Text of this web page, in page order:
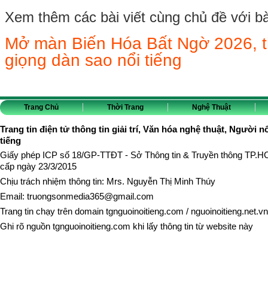
Xem thêm các bài viết cùng chủ đề với
Mở màn Biến Hóa Bất Ngờ 2026,
giọng dàn sao nổi tiếng
Trang Chủ Thời Trang Nghệ Thuật
Trang tin điện tử thông tin giải trí, Văn hóa nghệ thuật, Người
tiếng
Giấy phép ICP số 18/GP-TTĐT - Sở Thông tin & Truyền thông
cấp ngày 23/3/2015
Chịu trách nhiệm thông tin: Mrs. Nguyễn Thị Minh Thúy
Email: truongsonmedia365@gmail.com
Trang tin chạy trên domain tgnguoinoitieng.com / nguoinoitieng.net.vn
Ghi rõ nguồn tgnguoinoitieng.com khi lấy thông tin từ website này